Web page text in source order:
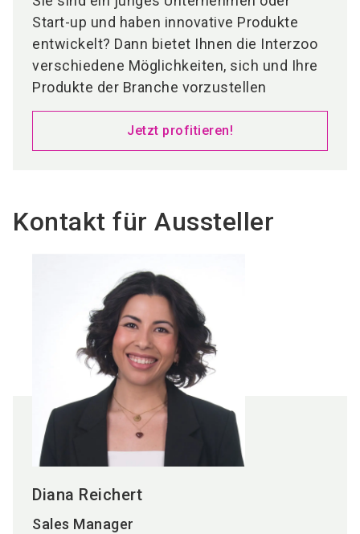
Start-up und haben innovative Produkte
entwickelt? Dann bietet Ihnen die Interzoo
verschiedene Möglichkeiten, sich und Ihre
Produkte der Branche vorzustellen
Jetzt profitieren!
Kontakt für Aussteller
Diana Reichert
Sales Manager